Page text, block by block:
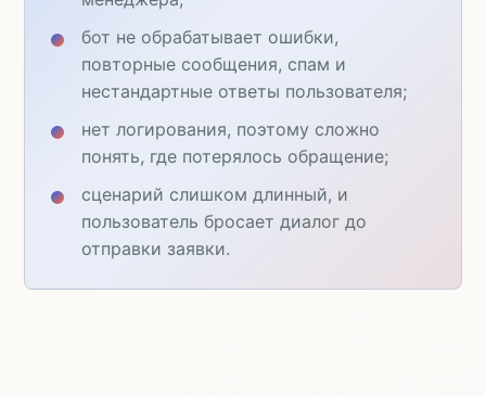
бот не обрабатывает ошибки,
повторные сообщения, спам и
нестандартные ответы пользователя;
нет логирования, поэтому сложно
понять, где потерялось обращение;
сценарий слишком длинный, и
пользователь бросает диалог до
отправки заявки.